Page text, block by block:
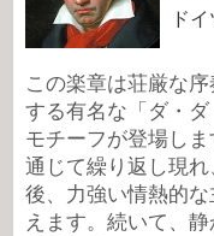
ドイ
この楽章は荘厳な
する有名な「ダ・
モチーフが登場し
通じて繰り返し現
後、力強い情熱的
えます。続いて、